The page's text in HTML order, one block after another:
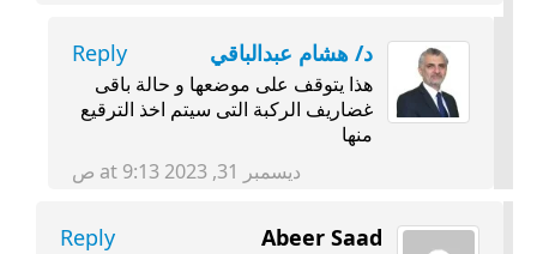
د/ هشام عبدالباقي Reply
هذا يتوقف على موضعها و حالة باقى
غضاريف الركبة التى سيتم اخذ الترقيع
منها
ديسمبر 31, 2023 at 9:13 ص
Abeer Saad
Reply